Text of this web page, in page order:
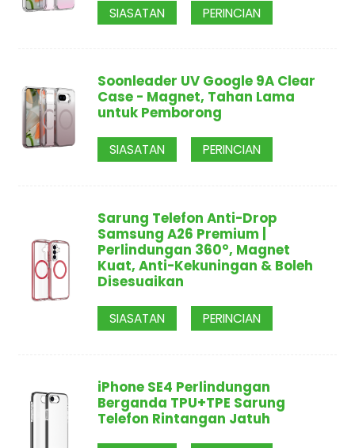
SIASATAN PERINCIAN
Soonleader UV Google 9A Clear
Case - Magnet, Tahan Lama
untuk Pemborong
SIASATAN PERINCIAN
Sarung Telefon Anti-Drop
Samsung A26 Premium |
Perlindungan 360°, Magnet
Kuat, Anti-Kekuningan & Boleh
Disesuaikan
SIASATAN PERINCIAN
iPhone SE4 Perlindungan
Berganda TPU+TPE Sarung
Telefon Rintangan Jatuh